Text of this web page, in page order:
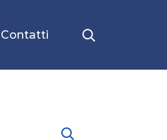
Contatti